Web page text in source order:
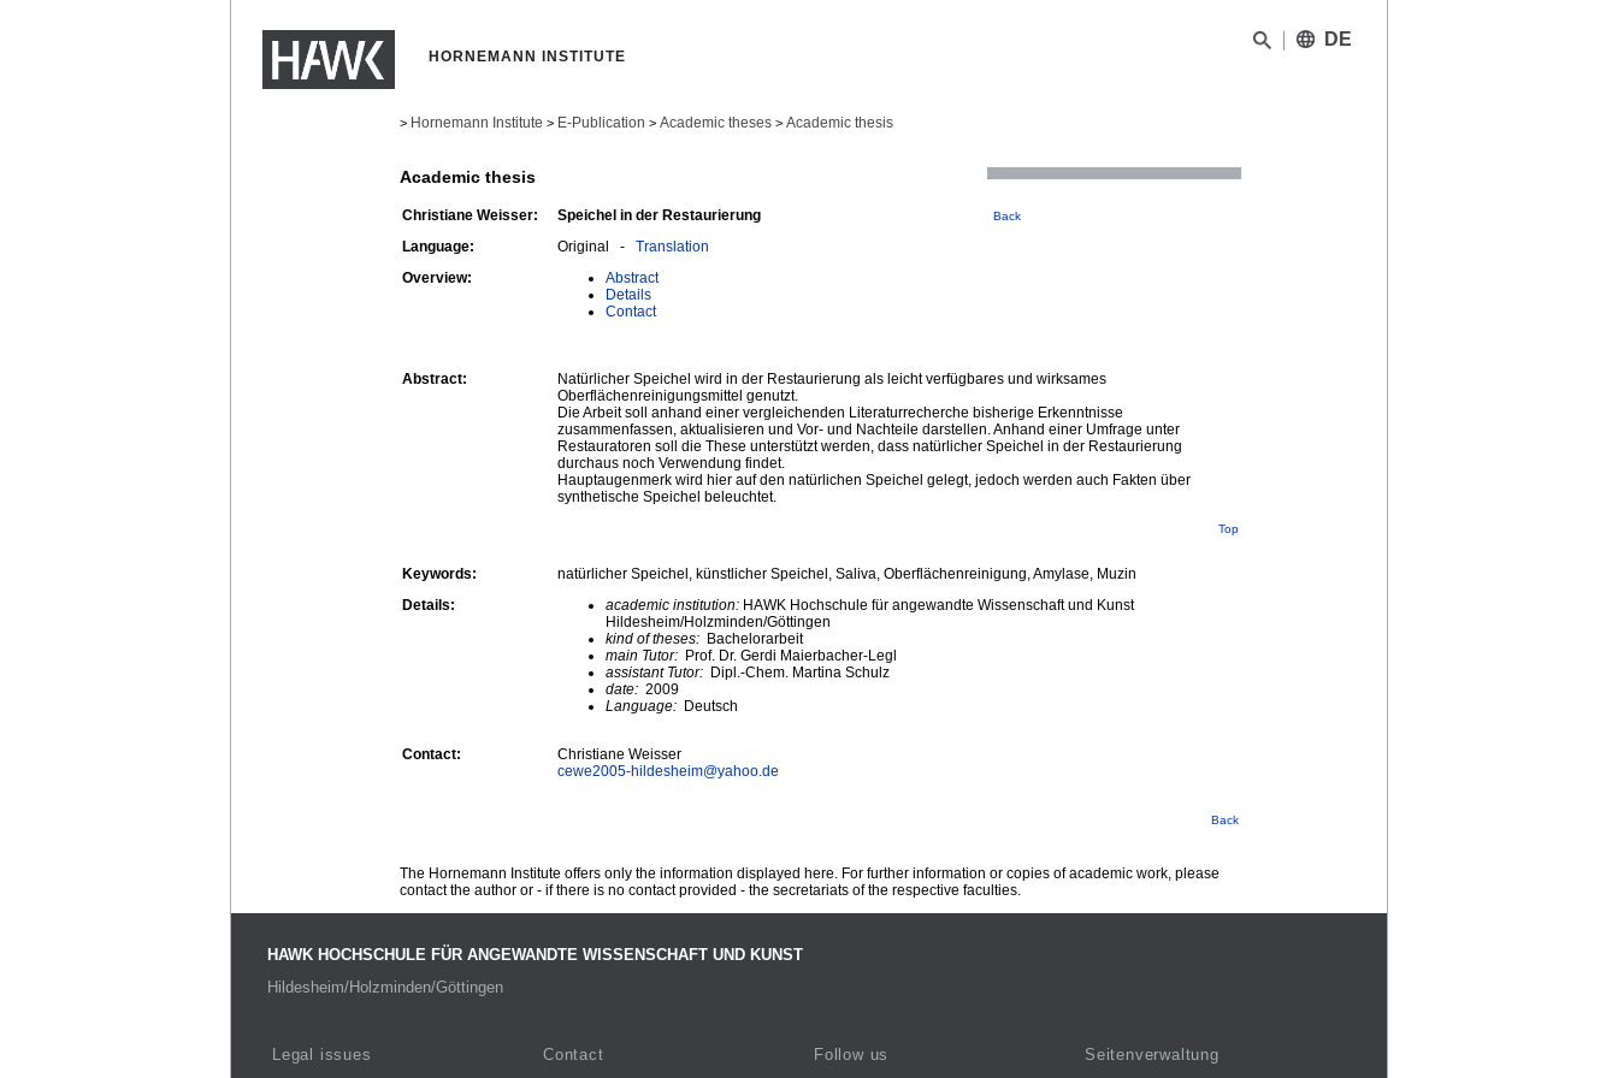
HORNEMANN INSTITUTE
DE
> Hornemann Institute > E-Publication > Academic theses > Academic thesis
Academic thesis
Christiane Weisser: Speichel in der Restaurierung Back
Language: Original - Translation
Overview:
Abstract
Details
Contact
Abstract:
Natürlicher Speichel wird in der Restaurierung als leicht verfügbares und wirksames
Oberflächenreinigungsmittel genutzt.
Die Arbeit soll anhand einer vergleichenden Literaturrecherche bisherige Erkenntnisse
zusammenfassen, aktualisieren und Vor- und Nachteile darstellen. Anhand einer Umfrage unter
Restauratoren soll die These unterstützt werden, dass natürlicher Speichel in der Restaurierung
durchaus noch Verwendung findet.
Hauptaugenmerk wird hier auf den natürlichen Speichel gelegt, jedoch werden auch Fakten über
synthetische Speichel beleuchtet.
Top
Keywords:
natürlicher Speichel, künstlicher Speichel, Saliva, Oberflächenreinigung, Amylase, Muzin
Details:
academic institution: HAWK Hochschule für angewandte Wissenschaft und Kunst
Hildesheim/Holzminden/Göttingen
kind of theses: Bachelorarbeit
main Tutor: Prof. Dr. Gerdi Maierbacher-Legl
assistant Tutor: Dipl.-Chem. Martina Schulz
date: 2009
Language: Deutsch
Contact:
Christiane Weisser
cewe2005-hildesheim@yahoo.de
Back
The Hornemann Institute offers only the information displayed here. For further information or copies of academic work, please
contact the author or - if there is no contact provided - the secretariats of the respective faculties.
HAWK HOCHSCHULE FÜR ANGEWANDTE WISSENSCHAFT UND KUNST
Hildesheim/Holzminden/Göttingen
Legal issues
Contact
Follow us
Seitenverwaltung